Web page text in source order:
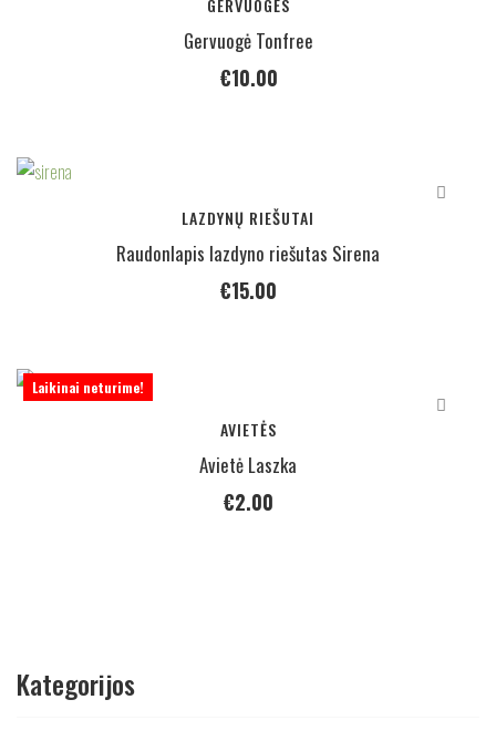
GERVUOGĖS
Gervuogė Tonfree
€10.00
LAZDYNŲ RIEŠUTAI
Raudonlapis lazdyno riešutas Sirena
€15.00
Laikinai neturime!
AVIETĖS
Avietė Laszka
€2.00
Kategorijos